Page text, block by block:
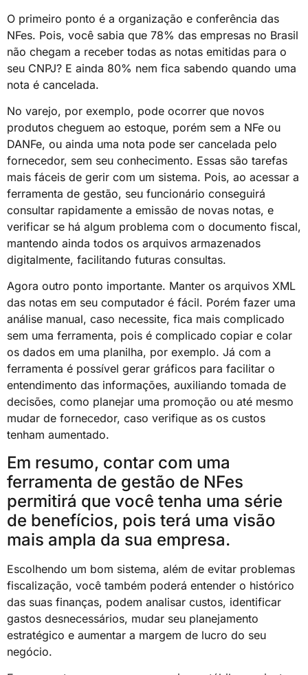
O primeiro ponto é a organização e conferência das
NFes. Pois, você sabia que 78% das empresas no Brasil
não chegam a receber todas as notas emitidas para o
seu CNPJ? E ainda 80% nem fica sabendo quando uma
nota é cancelada.
No varejo, por exemplo, pode ocorrer que novos
produtos cheguem ao estoque, porém sem a NFe ou
DANFe, ou ainda uma nota pode ser cancelada pelo
fornecedor, sem seu conhecimento. Essas são tarefas
mais fáceis de gerir com um sistema. Pois, ao acessar a
ferramenta de gestão, seu funcionário conseguirá
consultar rapidamente a emissão de novas notas, e
verificar se há algum problema com o documento fiscal,
mantendo ainda todos os arquivos armazenados
digitalmente, facilitando futuras consultas.
Agora outro ponto importante. Manter os arquivos XML
das notas em seu computador é fácil. Porém fazer uma
análise manual, caso necessite, fica mais complicado
sem uma ferramenta, pois é complicado copiar e colar
os dados em uma planilha, por exemplo. Já com a
ferramenta é possível gerar gráficos para facilitar o
entendimento das informações, auxiliando tomada de
decisões, como planejar uma promoção ou até mesmo
mudar de fornecedor, caso verifique as os custos
tenham aumentado.
Em resumo, contar com uma
ferramenta de gestão de NFes
permitirá que você tenha uma série
de benefícios, pois terá uma visão
mais ampla da sua empresa.
Escolhendo um bom sistema, além de evitar problemas
fiscalização, você também poderá entender o histórico
das suas finanças, podem analisar custos, identificar
gastos desnecessários, mudar seu planejamento
estratégico e aumentar a margem de lucro do seu
negócio.